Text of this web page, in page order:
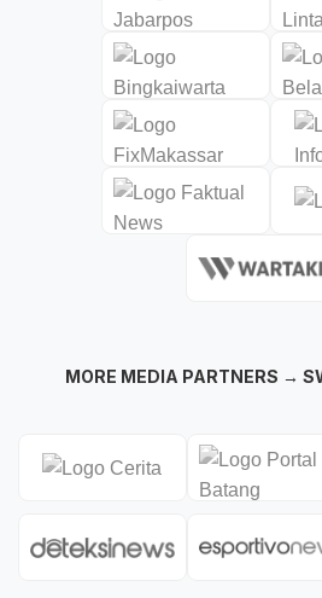
MORE MEDIA PARTNERS →